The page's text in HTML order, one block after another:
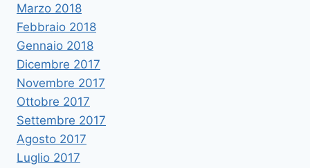
Marzo 2018
Febbraio 2018
Gennaio 2018
Dicembre 2017
Novembre 2017
Ottobre 2017
Settembre 2017
Agosto 2017
Luglio 2017